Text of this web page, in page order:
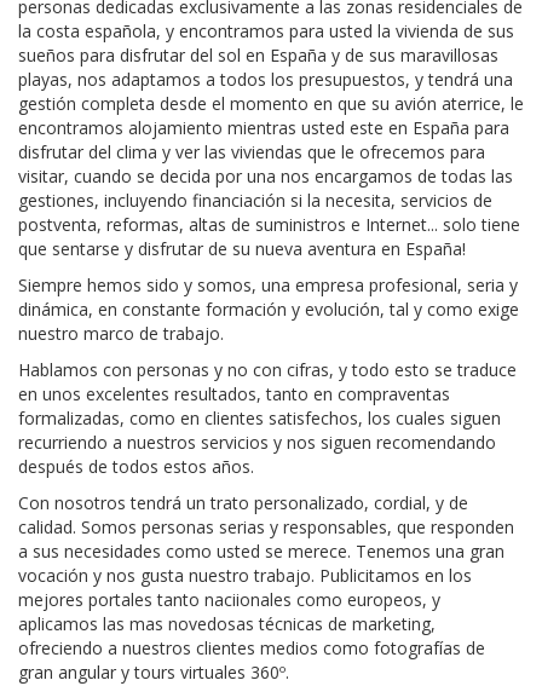
personas dedicadas exclusivamente a las zonas residenciales de
la costa española, y encontramos para usted la vivienda de sus
sueños para disfrutar del sol en España y de sus maravillosas
playas, nos adaptamos a todos los presupuestos, y tendrá una
gestión completa desde el momento en que su avión aterrice, le
encontramos alojamiento mientras usted este en España para
disfrutar del clima y ver las viviendas que le ofrecemos para
visitar, cuando se decida por una nos encargamos de todas las
gestiones, incluyendo financiación si la necesita, servicios de
postventa, reformas, altas de suministros e Internet... solo tiene
que sentarse y disfrutar de su nueva aventura en España!
Siempre hemos sido y somos, una empresa profesional, seria y
dinámica, en constante formación y evolución, tal y como exige
nuestro marco de trabajo.
Hablamos con personas y no con cifras, y todo esto se traduce
en unos excelentes resultados, tanto en compraventas
formalizadas, como en clientes satisfechos, los cuales siguen
recurriendo a nuestros servicios y nos siguen recomendando
después de todos estos años.
Con nosotros tendrá un trato personalizado, cordial, y de
calidad. Somos personas serias y responsables, que responden
a sus necesidades como usted se merece. Tenemos una gran
vocación y nos gusta nuestro trabajo. Publicitamos en los
mejores portales tanto naciionales como europeos, y
aplicamos las mas novedosas técnicas de marketing,
ofreciendo a nuestros clientes medios como fotografías de
gran angular y tours virtuales 360º.